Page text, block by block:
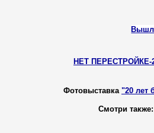
НЕТ ПЕРЕСТРОЙКЕ-
Фотовыставка "20 лет
Смотри